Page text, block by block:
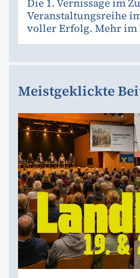
Die 1. Vernissage im
Veranstaltungsreihe
voller Erfolg. Mehr im
Meistgeklickte